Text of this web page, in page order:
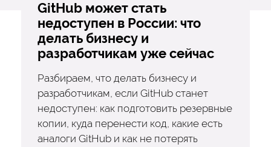
GitHub может стать
недоступен в России: что
делать бизнесу и
разработчикам уже сейчас
Разбираем, что делать бизнесу и
разработчикам, если GitHub станет
недоступен: как подготовить резервные
копии, куда перенести код, какие есть
аналоги GitHub и как не потерять